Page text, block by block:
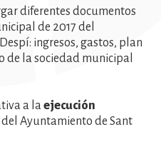
diferentes documentos
de 2017 del
ingresos, gastos, plan
de la sociedad municipal
a laejecución
del Ayuntamiento de Sant